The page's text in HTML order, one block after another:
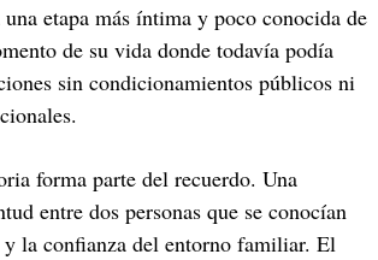
etapa más íntima y poco conocida de
de su vida donde todavía podía
sin condicionamientos públicos ni
forma parte del recuerdo. Una
entre dos personas que se conocían
y la confianza del entorno familiar. El